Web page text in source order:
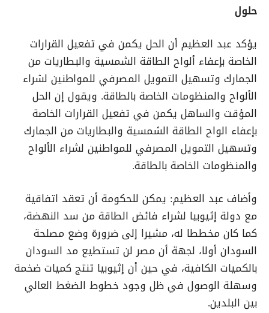
حلول
يؤكد عبد العظيم أن الحل يكمن في تفعيل القرارات
الخاصة بإعفاء ألواح الطاقة الشمسية والبطاريات من
الجمارك وتسهيل التمويل المصرفي للمواطنين لشراء
الألواح والمنظومات الخاصة بالطاقة. ويقول إن الحل
المؤقت والساهل يكمن في تفعيل القرارات الخاصة
بإعفاء الواح الطاقة الشمسية والبطاريات من الجمارك
وتسهيل التمويل المصرفي للمواطنين لشراء الألواح
والمنظومات الخاصة بالطاقة.
وأضاف عبد العظيم: يمكن للحكومة أن تعقد اتفاقية
مع دولة إثيوبيا لشراء فائض الطاقة من سد النهضة،
كما كان مخططا له، مشيرا إلى ضرورة وضع مصلحة
السودان أولا، لجهة أن مصر لن تستطيع مد السودان
بالكميات الكافية، في حين أن إثيوبيا تنتج كميات ضخمة
وسهلة الوصول في ظل وجود خطوط الضغط العالي
بين البلدين.